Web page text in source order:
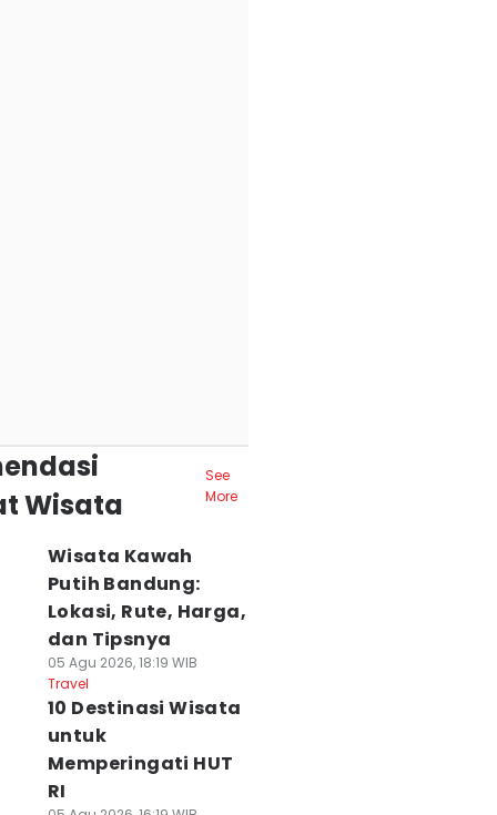
Wisata
See
More
Wisata Kawah
Putih Bandung:
Lokasi, Rute, Harga,
dan Tipsnya
05 Agu 2026, 18:19 WIB
Travel
10 Destinasi Wisata
untuk
Memperingati HUT
RI